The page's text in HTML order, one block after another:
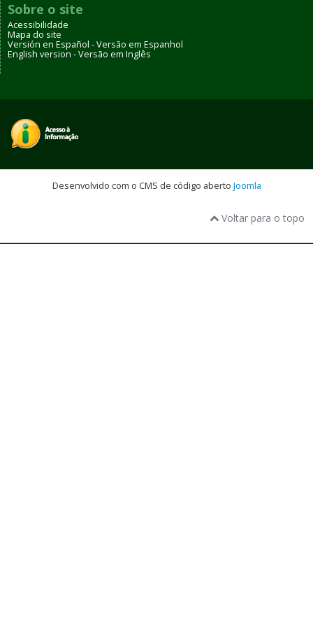
Sobre o site
Acessibilidade
Mapa do site
Versión en Español - Versão em Espanhol
English version - Versão em Inglês
Desenvolvido com o CMS de código aberto Joomla
Voltar para o topo